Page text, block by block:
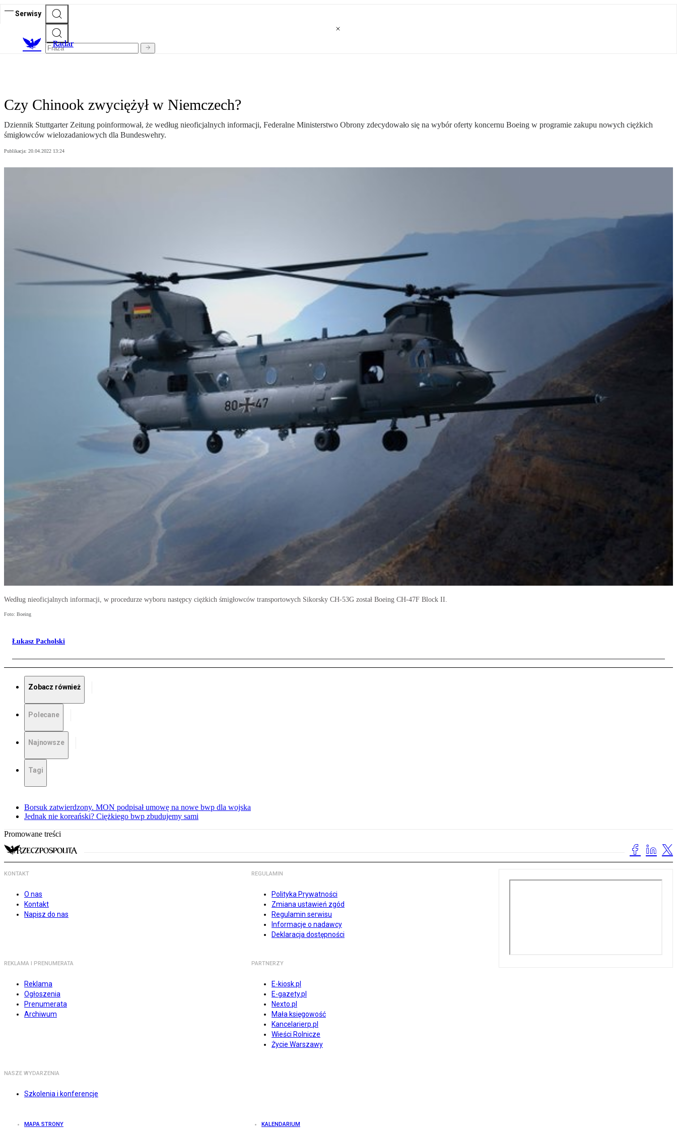
Serwisy
Radar
Czy Chinook zwyciężył w Niemczech?
Dziennik Stuttgarter Zeitung poinformował, że według nieoficjalnych informacji, Federalne Ministerstwo Obrony zdecydowało się na wybór oferty koncernu Boeing w programie zakupu nowych ciężkich
śmigłowców wielozadaniowych dla Bundeswehry.
Publikacja: 20.04.2022 13:24
Według nieoficjalnych informacji, w procedurze wyboru następcy ciężkich śmigłowców transportowych Sikorsky CH-53G został Boeing CH-47F Block II.
Foto: Boeing
Łukasz Pacholski
Zobacz również
Polecane
Najnowsze
Tagi
Borsuk zatwierdzony. MON podpisał umowę na nowe bwp dla wojska
Jednak nie koreański? Ciężkiego bwp zbudujemy sami
Promowane treści
KONTAKT
O nas
Kontakt
Napisz do nas
REGULAMIN
Polityka Prywatności
Zmiana ustawień zgód
Regulamin serwisu
Informacje o nadawcy
Deklaracja dostępności
REKLAMA I PRENUMERATA
Reklama
Ogłoszenia
Prenumerata
Archiwum
PARTNERZY
E-kiosk.pl
E-gazety.pl
Nexto.pl
Mała księgowość
Kancelarierp.pl
Wieści Rolnicze
Życie Warszawy
NASZE WYDARZENIA
Szkolenia i konferencje
MAPA STRONY KALENDARIUM